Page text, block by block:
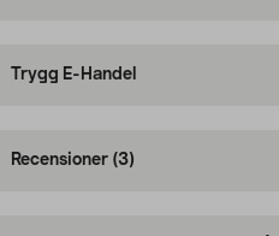
Trygg E-Handel
Recensioner (3)